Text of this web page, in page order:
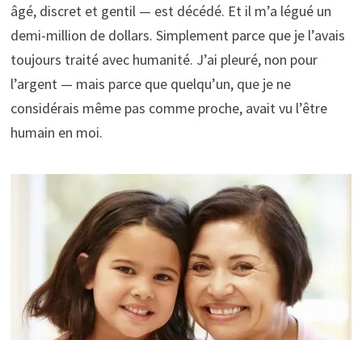
âgé, discret et gentil — est décédé. Et il m’a légué un
demi-million de dollars. Simplement parce que je l’avais
toujours traité avec humanité. J’ai pleuré, non pour
l’argent — mais parce que quelqu’un, que je ne
considérais même pas comme proche, avait vu l’être
humain en moi.